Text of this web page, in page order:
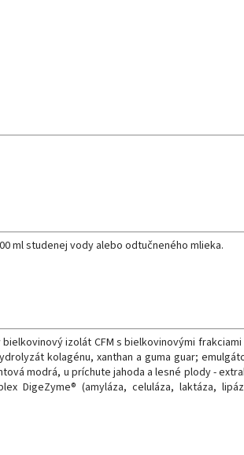
mlstudenej vody alebo odtučneného mlieka.
bielkovinovýizolát CFM s bielkovinovými frakciami
kolagénu, xanthan a guma guar;
modrá, u príchute jahoda a lesné plody-
DigeZyme® (amyláza, celuláza, laktáza,